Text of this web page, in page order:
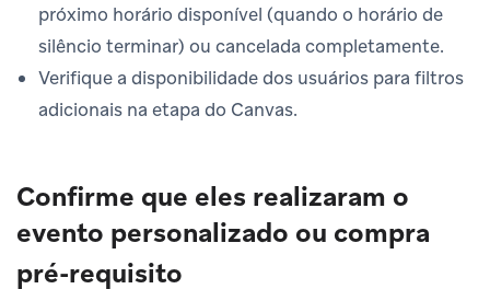
próximo horário disponível (quando o horário de
silêncio terminar) ou cancelada completamente.
Verifique a disponibilidade dos usuários para filtros
adicionais na etapa do Canvas.
Confirme que eles realizaram o
evento personalizado ou compra
pré-requisito